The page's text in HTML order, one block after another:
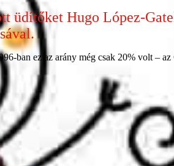
üdítőket Hugo López-
ban ez az arány még csak 20% volt –